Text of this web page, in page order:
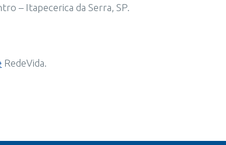
– Itapecerica da Serra, SP.
RedeVida.